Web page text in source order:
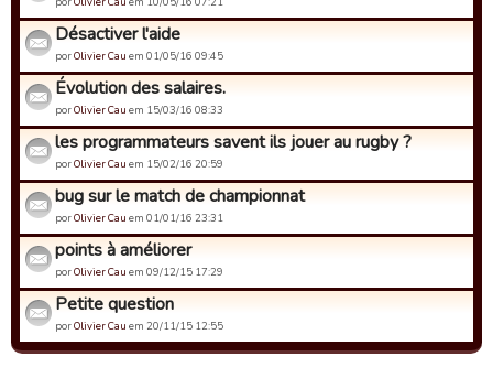
Désactiver l'aide
porOlivier Cau em 01/05/16 09:45
Évolution des salaires.
porOlivier Cau em 15/03/16 08:33
les programmateurs savent ils jouer au rugby ?
porOlivier Cau em 15/02/16 20:59
bug sur le match de championnat
porOlivier Cau em 01/01/16 23:31
points à améliorer
porOlivier Cau em 09/12/15 17:29
Petite question
porOlivier Cau em 20/11/15 12:55